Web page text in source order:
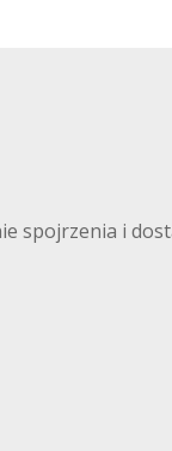
spojrzenia i